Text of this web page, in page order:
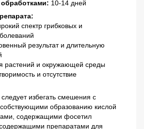
10-14 дней
спектр грибковых и
результат и длительную
растений и окружающей среды
и отсутствие
следует избегать смешения с
образованию кислой
содержащими фосетил
препаратами для